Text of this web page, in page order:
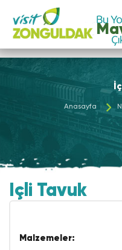
Anasayfa
İçli Tavuk
Malzemeler: